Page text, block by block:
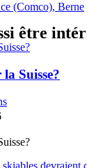
(Comco), Berne
être
Suisse?